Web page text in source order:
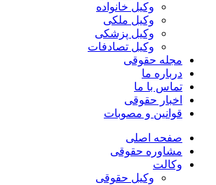
وکیل خانواده
وکیل ملکی
وکیل پزشکی
وکیل تصادفات
مجله حقوقی
درباره ما
تماس با ما
اخبار حقوقی
قوانین و مصوبات
صفحه اصلی
مشاوره حقوقی
وکالت
وکیل حقوقی